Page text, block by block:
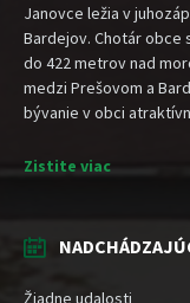
Janovce ležia v
Bardejov. Chotár obce
do 422 metrov nad
medzi Prešovom a
bývanie v obci
Zistite viac
Žiadne udalosti